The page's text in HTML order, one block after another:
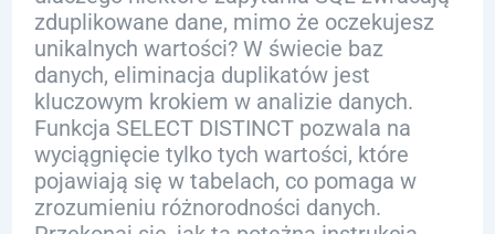
zduplikowane dane, mimo że oczekujesz
unikalnych wartości? W świecie baz
danych, eliminacja duplikatów jest
kluczowym krokiem w analizie danych.
Funkcja SELECT DISTINCT pozwala na
wyciągnięcie tylko tych wartości, które
pojawiają się w tabelach, co pomaga w
zrozumieniu różnorodności danych.